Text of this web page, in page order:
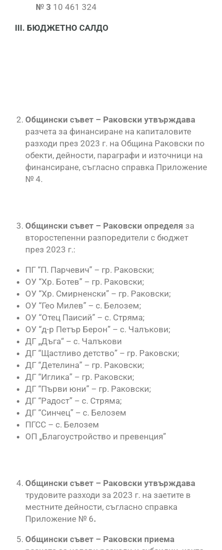
№ 3 10 461 324
ІІІ. БЮДЖЕТНО САЛДО
Общински съвет – Раковски утвърждава
разчета за финансиране на капиталовите
разходи през 2023 г. на Община Раковски по
обекти, дейности, параграфи и източници на
финансиране, съгласно справка Приложение
№ 4.
Общински съвет – Раковски определя за
второстепенни разпоредители с бюджет
през 2023 г.:
ПГ “П. Парчевич” – гр. Раковски;
ОУ “Хр. Ботев” – гр. Раковски;
ОУ “Хр. Смирненски” – гр. Раковски;
ОУ “Гео Милев” – с. Белозем;
ОУ “Отец Паисий” – с. Стряма;
ОУ “д-р Петър Берон” – с. Чалъкови;
ДГ „Дъга“ – с. Чалъкови
ДГ “Щастливо детство” – гр. Раковски;
ДГ “Детелина” – гр. Раковски;
ДГ “Иглика” – гр. Раковски;
ДГ “Първи юни” – гр. Раковски;
ДГ “Радост” – с. Стряма;
ДГ “Синчец” – с. Белозем
ПГСС – с. Белозем
ОП „Благоустройство и превенция”
Общински съвет – Раковски утвърждава
трудовите разходи за 2023 г. на заетите в
местните дейности, съгласно справка
Приложение № 6.
Общински съвет – Раковски приема